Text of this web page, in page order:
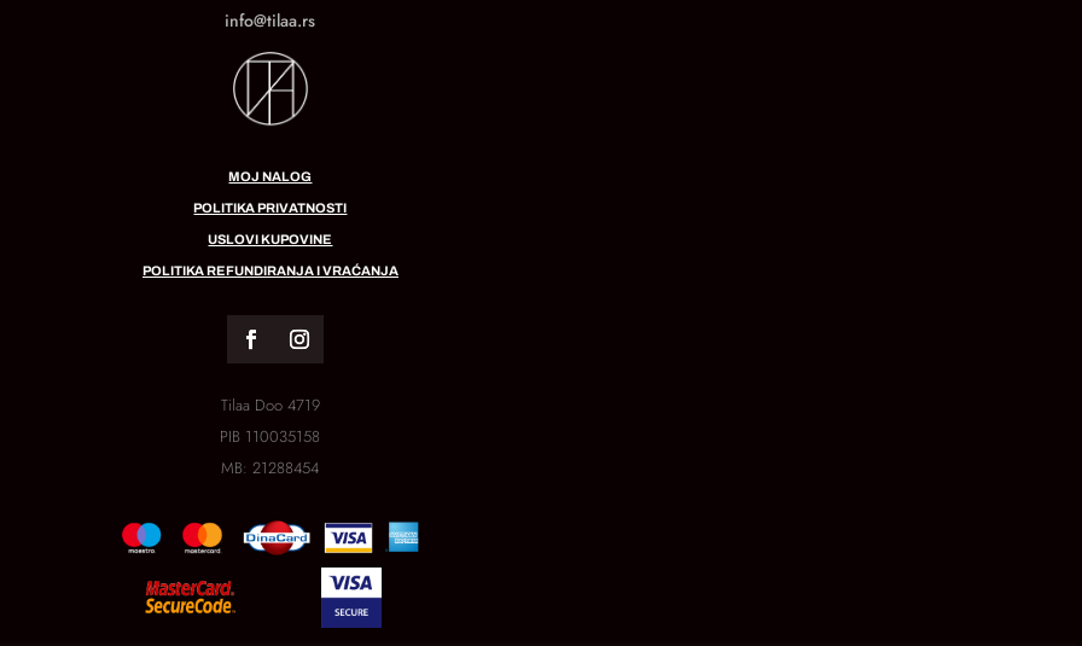
info@tilaa.rs
MOJ NALOG
POLITIKA PRIVATNOSTI
USLOVI KUPOVINE
POLITIKA REFUNDIRANJA I VRAĆANJA
Tilaa Doo 4719
PIB 110035158
MB:21288454